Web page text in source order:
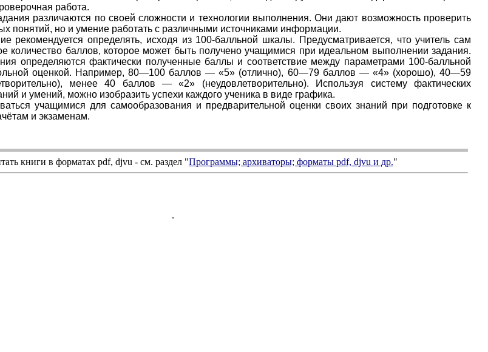
работа.
различаются по своей сложности и технологии выполнения. Они дают возможность проверить
понятий, но и умение работать с различными источниками информации.
рекомендуется определять, исходя из 100-балльной шкалы. Предусматривается, что учитель сам
количество баллов, которое может быть получено учащимися при идеальном выполнении задания.
определяются фактически полученные баллы и соответствие между параметрами 100-балльной
оценкой. Например, 80—100 баллов — «5» (отлично), 60—79 баллов — «4» (хорошо), 40—59
менее 40 баллов — «2» (неудовлетворительно). Используя систему фактических
и умений, можно изобразить успехи каждого ученика в виде графика.
учащимися для самообразования и предварительной оценки своих знаний при подготовке к
и экзаменам.
книги в форматахpdf,djvu - см. раздел "Программы; архиваторы; форматыpdf, djvuи др."
.